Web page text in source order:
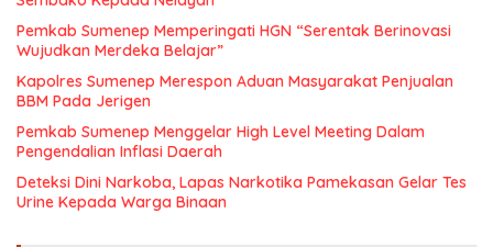
Pemkab Sumenep Memperingati HGN “Serentak Berinovasi
Wujudkan Merdeka Belajar”
Kapolres Sumenep Merespon Aduan Masyarakat Penjualan
BBM Pada Jerigen
Pemkab Sumenep Menggelar High Level Meeting Dalam
Pengendalian Inflasi Daerah
Deteksi Dini Narkoba, Lapas Narkotika Pamekasan Gelar Tes
Urine Kepada Warga Binaan